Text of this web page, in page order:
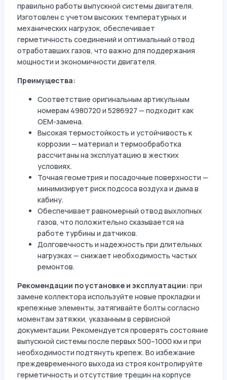
правильно работы выпускной системы двигателя.
Изготовлен с учетом высоких температурных и
механических нагрузок, обеспечивает
герметичность соединений и оптимальный отвод
отработавших газов, что важно для поддержания
мощности и экономичности двигателя.
Преимущества:
Соответствие оригинальным артикульным
номерам 4980720 и 5286927 — подходит как
OEM-замена.
Высокая термостойкость и устойчивость к
коррозии — материал и термообработка
рассчитаны на эксплуатацию в жестких
условиях.
Точная геометрия и посадочные поверхности —
минимизирует риск подсоса воздуха и дыма в
кабину.
Обеспечивает равномерный отвод выхлопных
газов, что положительно сказывается на
работе турбины и датчиков.
Долговечность и надежность при длительных
нагрузках — снижает необходимость частых
ремонтов.
Рекомендации по установке и эксплуатации: при
замене коллектора используйте новые прокладки и
крепежные элементы, затягивайте болты согласно
моментам затяжки, указанным в сервисной
документации. Рекомендуется проверять состояние
выпускной системы после первых 500–1000 км и при
необходимости подтянуть крепеж. Во избежание
преждевременного выхода из строя контролируйте
герметичность и отсутствие трещин на корпусе